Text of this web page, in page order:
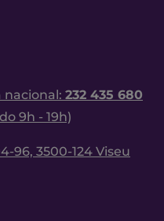
nacional: 232 435 680
9h - 19h)
96, 3500-124 Viseu